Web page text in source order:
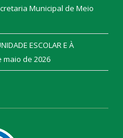
Municipal de Meio
ESCOLAR E À
maio de 2026